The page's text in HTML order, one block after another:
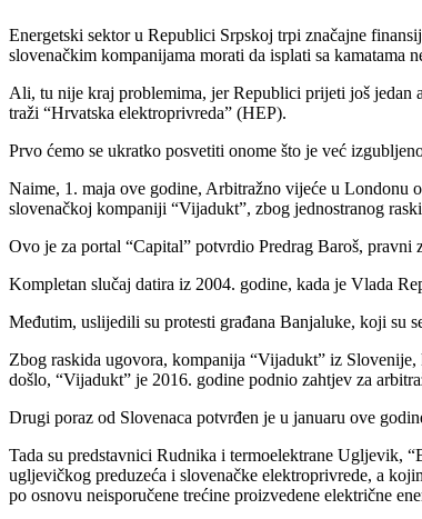
Energetski sektor u Republici Srpskoj trpi značajne
slovenačkim kompanijama morati da isplati sa kamatama
Ali, tu nije kraj problemima, jer Republici prijeti još jedan
traži “Hrvatska elektroprivreda” (HEP).
Prvo ćemo se ukratko posvetiti onome što je već
Naime, 1. maja ove godine, Arbitražno vijeće u Londonu
slovenačkoj kompaniji “Vijadukt”, zbog jednostranog
Ovo je za portal “Capital” potvrdio Predrag Baroš, pravni
Kompletan slučaj datira iz 2004. godine, kada je Vlada
Međutim, uslijedili su protesti građana Banjaluke, koji su
Zbog raskida ugovora, kompanija “Vijadukt” iz
došlo, “Vijadukt” je 2016. godine podnio zahtjev za
Drugi poraz od Slovenaca potvrđen je u januaru ove
Tada su predstavnici Rudnika i termoelektrane Ugljevik,
ugljevičkog preduzeća i slovenačke elektroprivrede, a
po osnovu neisporučene trećine proizvedene električne